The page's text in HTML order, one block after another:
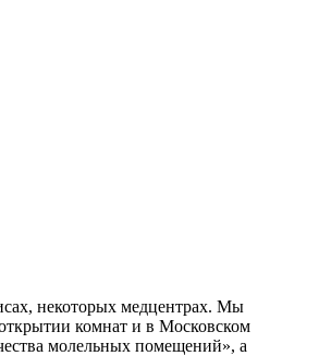
некоторых медцентрах. Мы
комнат и в Московском
молельных помещений», а